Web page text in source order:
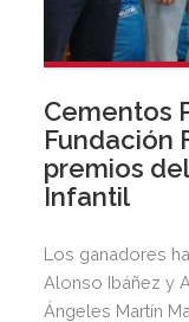
Cementos
Fundación
premios
Infantil
Los ganadores
Alonso Ibáñez y
Ángeles Martín